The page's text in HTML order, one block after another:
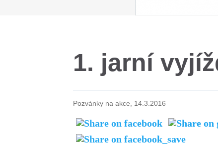
1. jarní
Pozvánky na akce, 14.3.2016